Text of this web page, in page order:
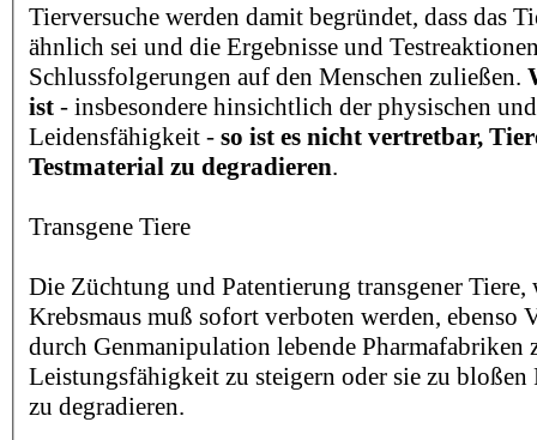
Tierversuche werden damit begründet, dass das
ähnlich sei und die Ergebnisse und
Schlussfolgerungen auf den Menschen zuließen.
ist - insbesondere hinsichtlich der physischen
Leidensfähigkeit - so ist es nicht vertretbar,
Testmaterial zu degradieren.
Transgene Tiere
Die Züchtung und Patentierung transgener Tiere,
Krebsmaus muß sofort verboten werden, ebenso
durch Genmanipulation lebende Pharmafabriken
Leistungsfähigkeit zu steigern oder sie zu bloßen
zu degradieren.